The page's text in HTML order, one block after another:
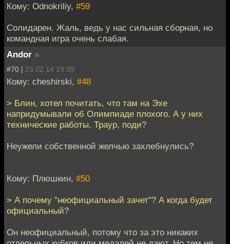
Кому: Odnokriliy, #59
Солидарен. Жаль, ведь у нас сильная сборная, но
командная игра очень слабая.
Andor »
#70 | 23.02.14 19:39
Кому: cheshirski, #48
> Блин, хотел почитать, что там на Эхе
напридумывали об Олимпиаде плохого. А у них
технические работы. Траур, поди?
Неужели собственной желчью захлебнулись?
Кому: Плюшкин, #50
> А почему "неофициальный зачет"? А когда будет
официальный?
Он неофициальный, потому что за это никаких